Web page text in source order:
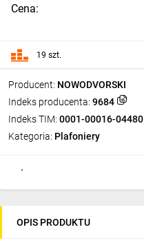
Producent: NOWODVORSKI
Indeks producenta: 9684
Indeks TIM: 0001-00016-04480
Kategoria: Plafoniery
Cena:
19 szt.
OPIS PRODUKTU